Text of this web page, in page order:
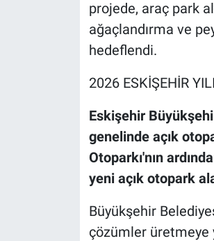
projede, araç park
ağaçlandırma ve
hedeflendi.
2026 ESKİŞEHİR
Eskişehir
genelinde açık
Otoparkı'nın
yeni açık otopark
Büyükşehir
çözümler üretmeye